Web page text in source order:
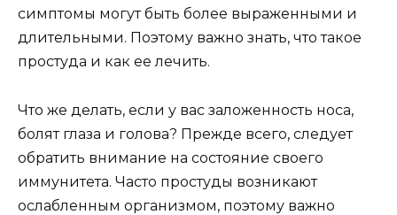
симптомы могут быть более выраженными и
длительными. Поэтому важно знать, что такое
простуда и как ее лечить.
Что же делать, если у вас заложенность носа,
болят глаза и голова? Прежде всего, следует
обратить внимание на состояние своего
иммунитета. Часто простуды возникают
ослабленным организмом, поэтому важно